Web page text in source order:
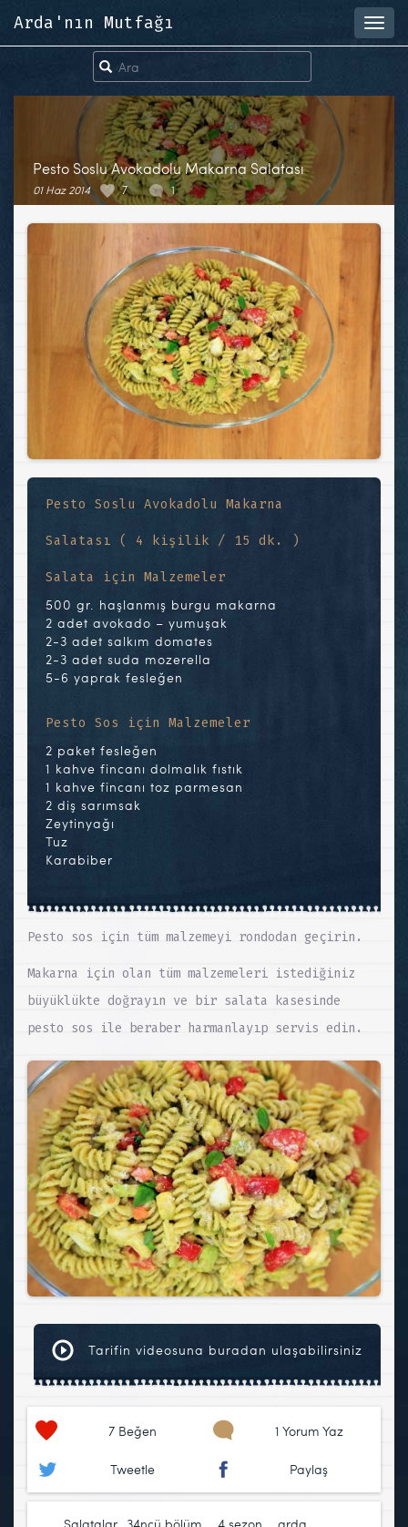
Arda'nın Mutfağı
Pesto Soslu Avokadolu Makarna Salatası
01 Haz 2014 7 1
Pesto Soslu Avokadolu Makarna
Salatası ( 4 kişilik / 15 dk. )
Salata için Malzemeler
500 gr. haşlanmış burgu makarna
2 adet avokado – yumuşak
2-3 adet salkım domates
2-3 adet suda mozerella
5-6 yaprak fesleğen
Pesto Sos için Malzemeler
2 paket fesleğen
1 kahve fincanı dolmalık fıstık
1 kahve fincanı toz parmesan
2 diş sarımsak
Zeytinyağı
Tuz
Karabiber
Pesto sos için tüm malzemeyi rondodan geçirin.
Makarna için olan tüm malzemeleri istediğiniz
büyüklükte doğrayın ve bir salata kasesinde
pesto sos ile beraber harmanlayıp servis edin.
Tarifin videosuna buradan ulaşabilirsiniz
7 Beğen 1 Yorum Yaz
Tweetle Paylaş
Salatalar 34ncü bölüm 4.sezon
arda